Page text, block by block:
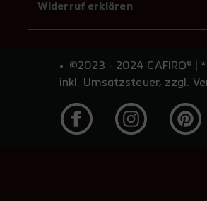
Widerruf erklären
©2023 - 2024 CAFIRO® |
inkl. Umsatzsteuer, zzgl.